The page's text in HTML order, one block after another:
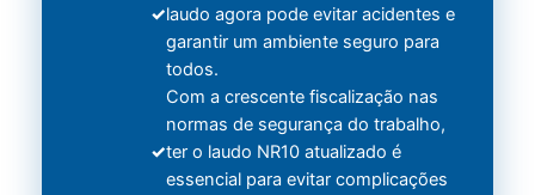
laudo agora pode evitar acidentes e
garantir um ambiente seguro para
todos.
Com a crescente fiscalização nas
normas de segurança do trabalho,
ter o laudo NR10 atualizado é
essencial para evitar complicações